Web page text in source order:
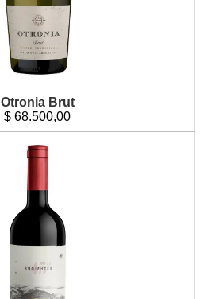
Otronia Brut
$ 68.500,00